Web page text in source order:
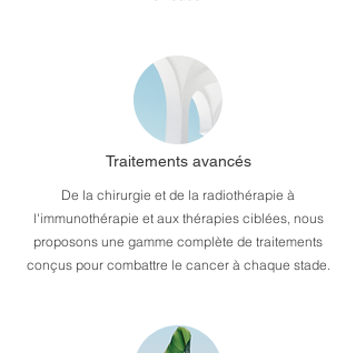
Traitements avancés
De la chirurgie et de la radiothérapie à
l'immunothérapie et aux thérapies ciblées, nous
proposons une gamme complète de traitements
conçus pour combattre le cancer à chaque stade.